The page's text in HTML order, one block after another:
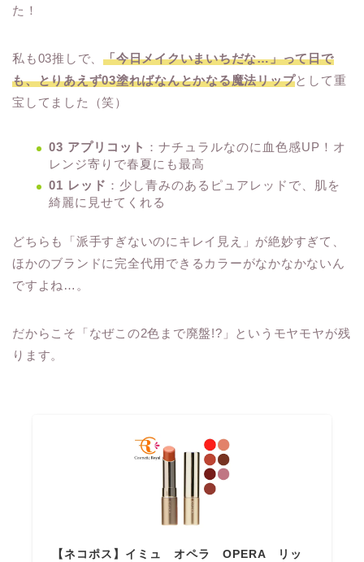
た！
私も03推しで、「今日メイクいまいちだな…」って日で
も、とりあえず03塗ればなんとかなる魔法リップとして重
宝してました（笑）
03 アプリコット ：ナチュラルなのに血色感UP！オ
レンジ寄りで春夏にも最高
01 レッド ：少し青みのあるピュアレッドで、肌を
綺麗に見せてくれる
どちらも「派手すぎないのにキレイ見え」が絶妙すぎて、
ほかのブランドに完全代用できるカラーがなかなかないん
ですよね…。
だからこそ「なぜこの2色まで廃盤!?」というモヤモヤが残
ります。
【ネコポス】イミュ オペラ OPERA リッ